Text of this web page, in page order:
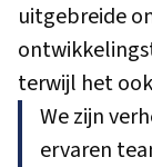
uitgebreide
terwijl het
We zijn
ervaren